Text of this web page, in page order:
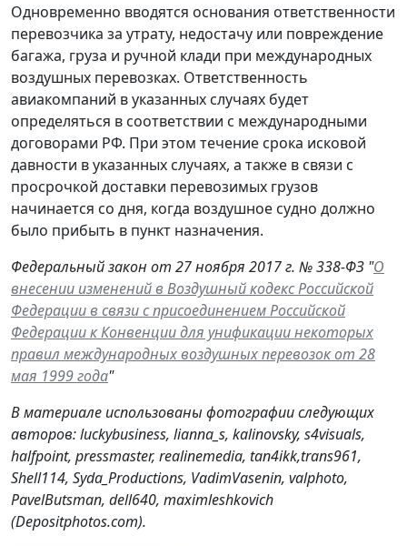
Одновременно вводятся основания ответственности
перевозчика за утрату, недостачу или повреждение
багажа, груза и ручной клади при международных
воздушных перевозках. Ответственность
авиакомпаний в указанных случаях будет
определяться в соответствии с международными
договорами РФ. При этом течение срока исковой
давности в указанных случаях, а также в связи с
просрочкой доставки перевозимых грузов
начинается со дня, когда воздушное судно должно
было прибыть в пункт назначения.
Федеральный закон от 27 ноября 2017 г. № 338-ФЗ "О
внесении изменений в Воздушный кодекс Российской
Федерации в связи с присоединением Российской
Федерации к Конвенции для унификации некоторых
правил международных воздушных перевозок от 28
мая 1999 года"
В материале использованы фотографии следующих
авторов: luckybusiness, lianna_s, kalinovsky, s4visuals,
halfpoint, pressmaster, realinemedia, tan4ikk,trans961,
Shell114, Syda_Productions, VadimVasenin, valphoto,
PavelButsman, dell640, maximleshkovich
(Depositphotos.com).